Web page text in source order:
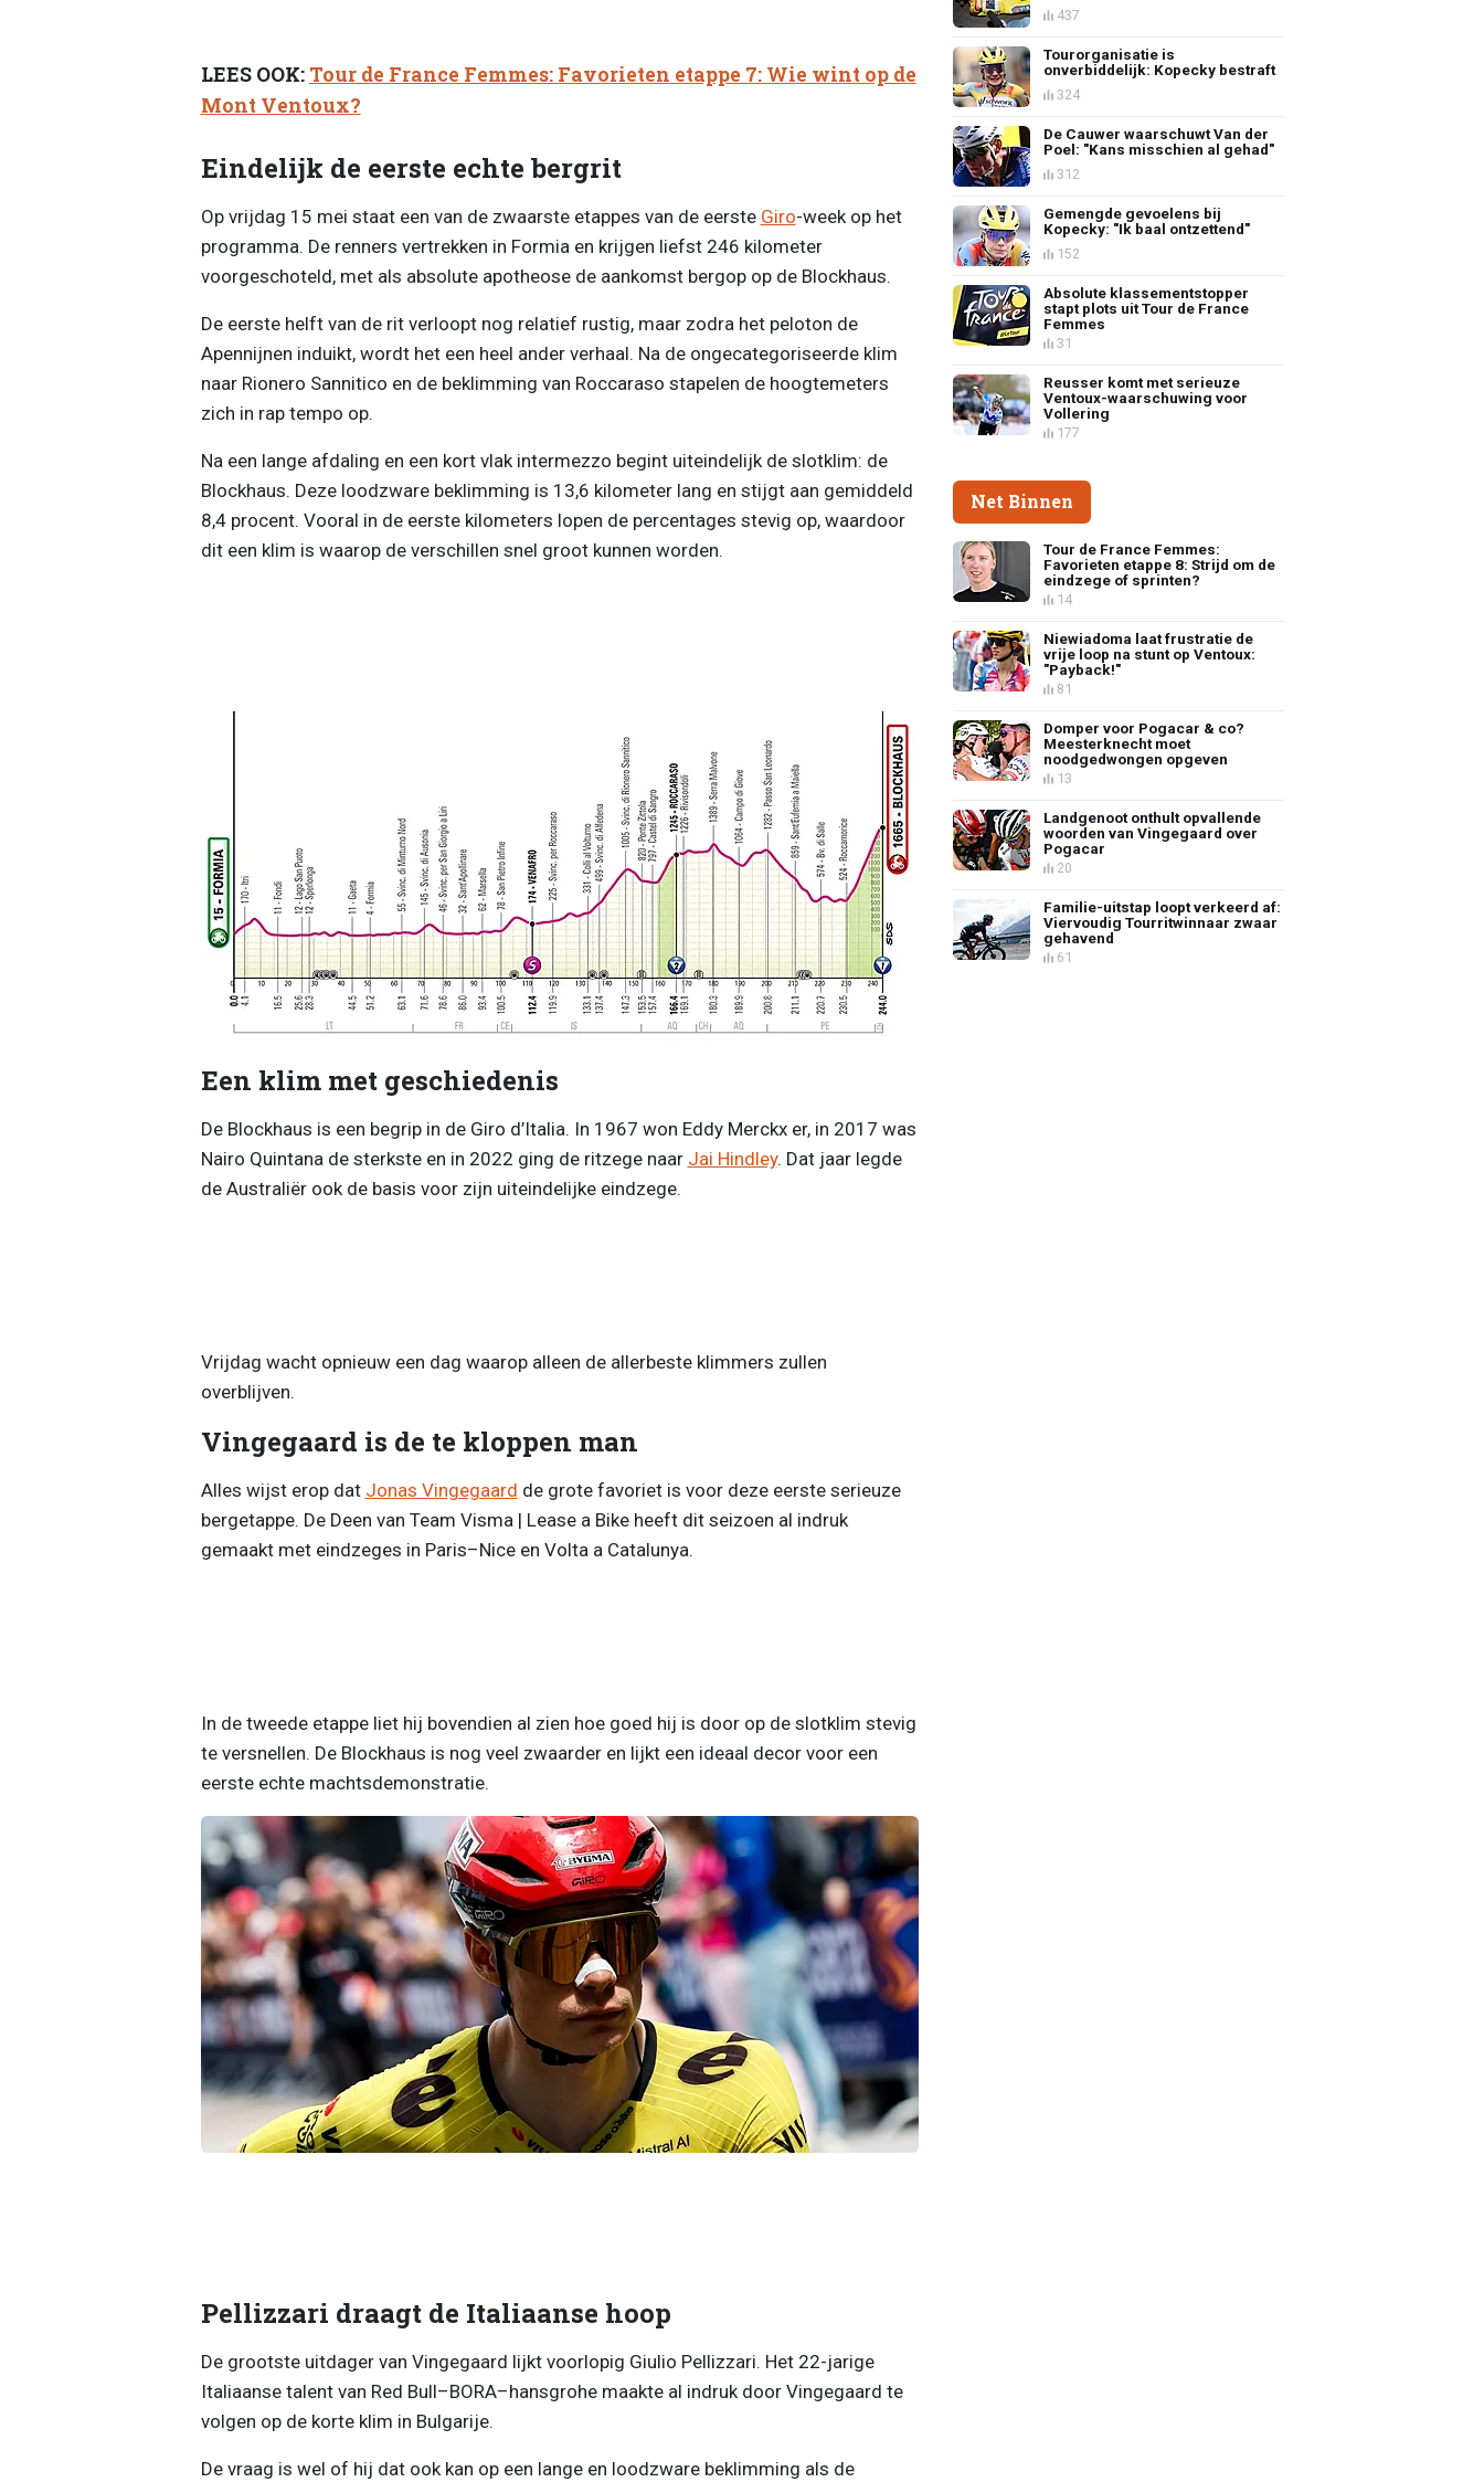
LEES OOK: Tour de France Femmes: Favorieten etappe 7: Wie wint op de
Mont Ventoux?
Eindelijk de eerste echte bergrit
Op vrijdag 15 mei staat een van de zwaarste etappes van de eerste Giro-week op het
programma. De renners vertrekken in Formia en krijgen liefst 246 kilometer
voorgeschoteld, met als absolute apotheose de aankomst bergop op de Blockhaus.
De eerste helft van de rit verloopt nog relatief rustig, maar zodra het peloton de
Apennijnen induikt, wordt het een heel ander verhaal. Na de ongecategoriseerde klim
naar Rionero Sannitico en de beklimming van Roccaraso stapelen de hoogtemeters
zich in rap tempo op.
Na een lange afdaling en een kort vlak intermezzo begint uiteindelijk de slotklim: de
Blockhaus. Deze loodzware beklimming is 13,6 kilometer lang en stijgt aan gemiddeld
8,4 procent. Vooral in de eerste kilometers lopen de percentages stevig op, waardoor
dit een klim is waarop de verschillen snel groot kunnen worden.
Een klim met geschiedenis
De Blockhaus is een begrip in de Giro d’Italia. In 1967 won Eddy Merckx er, in 2017 was
Nairo Quintana de sterkste en in 2022 ging de ritzege naar Jai Hindley. Dat jaar legde
de Australiër ook de basis voor zijn uiteindelijke eindzege.
Vrijdag wacht opnieuw een dag waarop alleen de allerbeste klimmers zullen
overblijven.
Vingegaard is de te kloppen man
Alles wijst erop dat Jonas Vingegaard de grote favoriet is voor deze eerste serieuze
bergetappe. De Deen van Team Visma | Lease a Bike heeft dit seizoen al indruk
gemaakt met eindzeges in Paris–Nice en Volta a Catalunya.
In de tweede etappe liet hij bovendien al zien hoe goed hij is door op de slotklim stevig
te versnellen. De Blockhaus is nog veel zwaarder en lijkt een ideaal decor voor een
eerste echte machtsdemonstratie.
Pellizzari draagt de Italiaanse hoop
De grootste uitdager van Vingegaard lijkt voorlopig Giulio Pellizzari. Het 22-jarige
Italiaanse talent van Red Bull–BORA–hansgrohe maakte al indruk door Vingegaard te
volgen op de korte klim in Bulgarije.
De vraag is wel of hij dat ook kan op een lange en loodzware beklimming als de
437
Tourorganisatie is
onverbiddelijk: Kopecky bestraft
324
De Cauwer waarschuwt Van der
Poel: "Kans misschien al gehad"
312
Gemengde gevoelens bij
Kopecky: "Ik baal ontzettend"
152
Absolute klassementstopper
stapt plots uit Tour de France
Femmes
31
Reusser komt met serieuze
Ventoux-waarschuwing voor
Vollering
177
Net Binnen
Tour de France Femmes:
Favorieten etappe 8: Strijd om de
eindzege of sprinten?
14
Niewiadoma laat frustratie de
vrije loop na stunt op Ventoux:
"Payback!"
81
Domper voor Pogacar & co?
Meesterknecht moet
noodgedwongen opgeven
13
Landgenoot onthult opvallende
woorden van Vingegaard over
Pogacar
20
Familie-uitstap loopt verkeerd af:
Viervoudig Tourritwinnaar zwaar
gehavend
61